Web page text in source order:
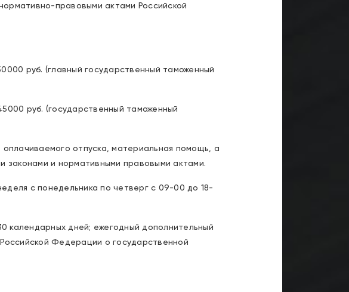
правовыми актами Российской
руб. (главный государственный таможенный
руб. (государственный таможенный
отпуска, материальная помощь, а
и нормативными правовыми актами.
с понедельника по четверг с 09-00 до 18-
календарных дней; ежегодный дополнительный
Федерации о государственной